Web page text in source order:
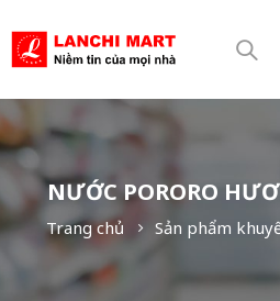
NƯỚC PORORO
Trang chủ Sản phẩm